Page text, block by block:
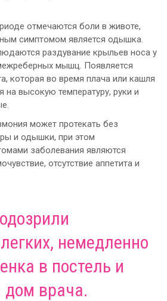
отмечаются боли в животе,
симптомом является одышка.
раздувание крыльев носа у
мышц. Появляется
которая во время плача или кашля
на высокую температуру, руки и
может протекать без
и одышки, при этом
заболевания являются
отсутствие аппетита и
легких, немедленно
в постель и
дом врача.